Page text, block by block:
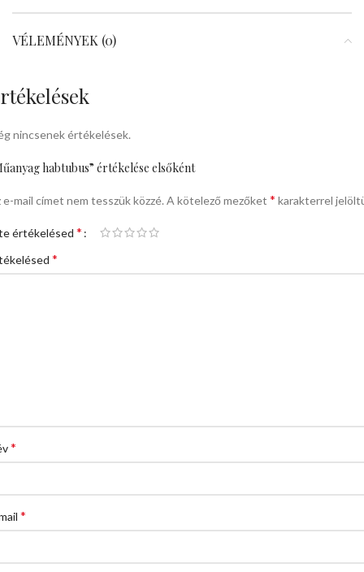
VÉLEMÉNYEK (0)
nincsenek értékelések.
habtubus” értékelése elsőként
e-mail címet nem tesszük közzé. A kötelező mezőket * karakterrel
értékelésed *
*
*
*